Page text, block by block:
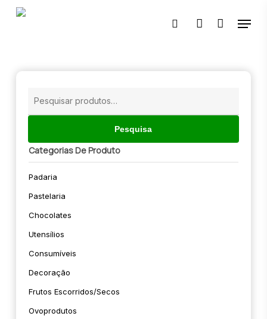
Skip
🔍
pesquisaraccount
Menu
Pesquisa
Categorias De Produto
Padaria
Pastelaria
Chocolates
Utensílios
Consumíveis
Decoração
Frutos Escorridos/secos
Ovoprodutos